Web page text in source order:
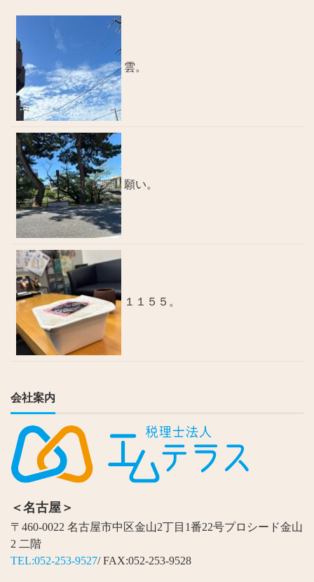
雲。
願い。
１１５５。
会社案内
＜名古屋＞
〒460-0022 名古屋市中区金山2丁目1番22号プロシード金山
2 二階
TEL:052-253-9527/ FAX:052-253-9528